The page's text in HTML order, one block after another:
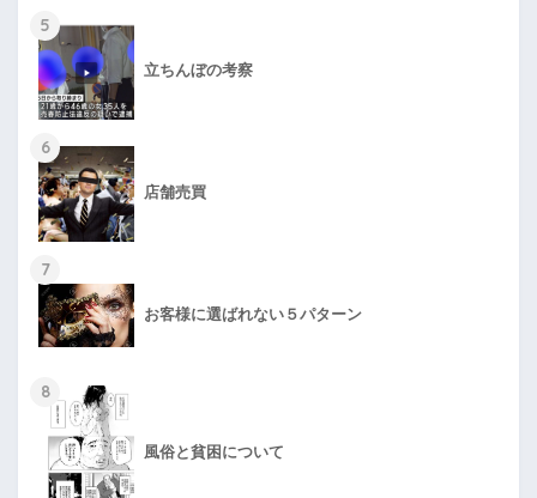
5
立ちんぼの考察
6
店舗売買
7
お客様に選ばれない５パターン
8
風俗と貧困について